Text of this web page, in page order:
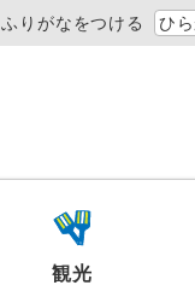
ふりがなをつける ひ
観光